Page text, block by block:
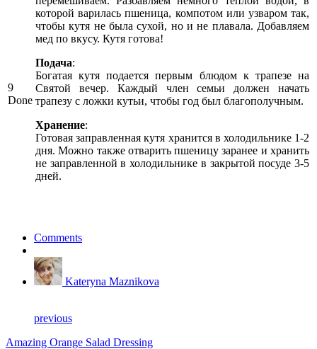
9
Done
которой варилась пшеница, компотом или узваром так,
чтобы кутя не была сухой, но и не плавала. Добавляем
мед по вкусу. Кутя готова!
Подача:
Богатая кутя подается первым блюдом к трапезе на
Святой вечер. Каждый член семьи должен начать
трапезу с ложки кутьи, чтобы год был благополучным.
Хранение:
Готовая заправленная кутя хранится в холодильнике 1-2
дня. Можно также отварить пшеницу заранее и хранить
не заправленной в холодильнике в закрытой посуде 3-5
дней.
Comments
Kateryna Maznikova
previous
Amazing Orange Salad Dressing